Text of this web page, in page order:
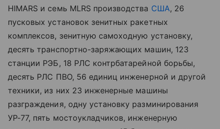
HIMARS и семь MLRS производства США, 26
пусковых установок зенитных ракетных
комплексов, зенитную самоходную установку,
десять транспортно-заряжающих машин, 123
станции РЭБ, 18 РЛС контрбатарейной борьбы,
десять РЛС ПВО, 56 единиц инженерной и другой
техники, из них 23 инженерные машины
разграждения, одну установку разминирования
УР-77, пять мостоукладчиков, инженерную